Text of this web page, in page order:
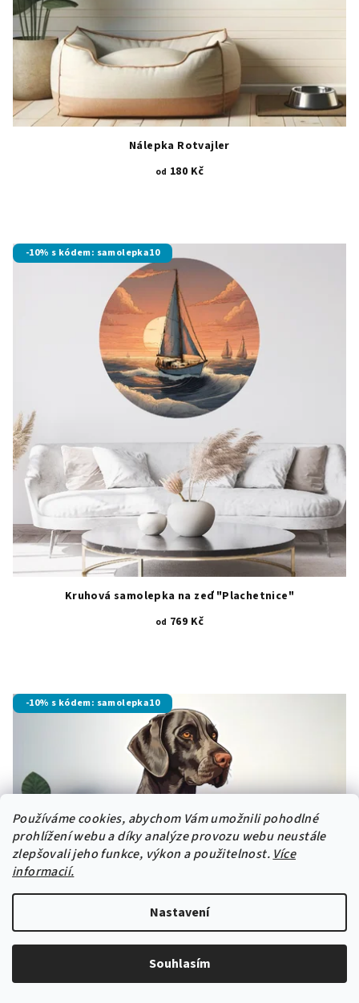
Používáme cookies, abychom Vám umožnili pohodlné
prohlížení webu a díky analýze provozu webu neustále
zlepšovali jeho funkce, výkon a použitelnost. Více
informacií.
Nastavení
Souhlasím
Nálepka Rotvajler
od 180 Kč
-10% s kódem: samolepka10
Kruhová samolepka na zeď "Plachetnice"
od 769 Kč
-10% s kódem: samolepka10